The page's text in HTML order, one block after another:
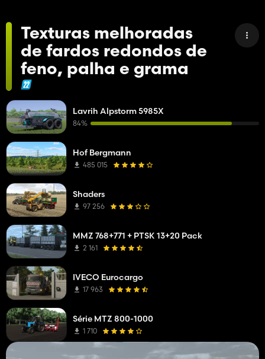
Texturas melhoradas
de fardos redondos de
feno, palha e grama
Lavrih Alpstorm 5985X
84%
Hof Bergmann
485 015
Shaders
97 256
MMZ 768+771 + PTSK 13+20 Pack
2 161
IVECO Eurocargo
17 963
Série MTZ 800-1000
1 710